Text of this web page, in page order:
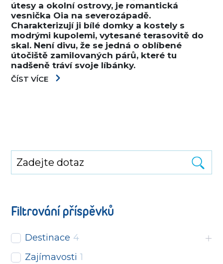
útesy a okolní ostrovy, je romantická
vesnička Oia na severozápadě.
Charakterizují ji bílé domky a kostely s
modrými kupolemi, vytesané terasovitě do
skal. Není divu, že se jedná o oblíbené
útočiště zamilovaných párů, které tu
nadšeně tráví svoje líbánky.
ČÍST VÍCE
Filtrování příspěvků
Destinace 4
Zajímavosti 1